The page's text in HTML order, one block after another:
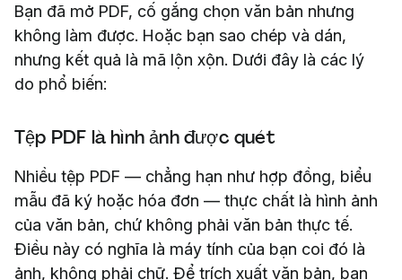
Bạn đã mở PDF, cố gắng chọn văn bản nhưng
không làm được. Hoặc bạn sao chép và dán,
nhưng kết quả là mã lộn xộn. Dưới đây là các lý
do phổ biến:
Tệp PDF là hình ảnh được quét
Nhiều tệp PDF — chẳng hạn như hợp đồng, biểu
mẫu đã ký hoặc hóa đơn — thực chất là hình ảnh
của văn bản, chứ không phải văn bản thực tế.
Điều này có nghĩa là máy tính của bạn coi đó là
ảnh, không phải chữ. Để trích xuất văn bản, bạn